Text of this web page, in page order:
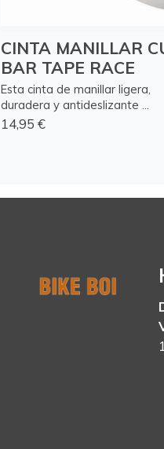
CINTA MANILLAR
BAR TAPE RACE
Esta cinta de manillar ligera,
duradera y antideslizante ...
14,95 €